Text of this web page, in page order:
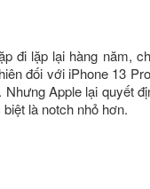
đi lặp lại hàng năm,
đối với iPhone 13
Apple lại quyết
là notch nhỏ hơn.